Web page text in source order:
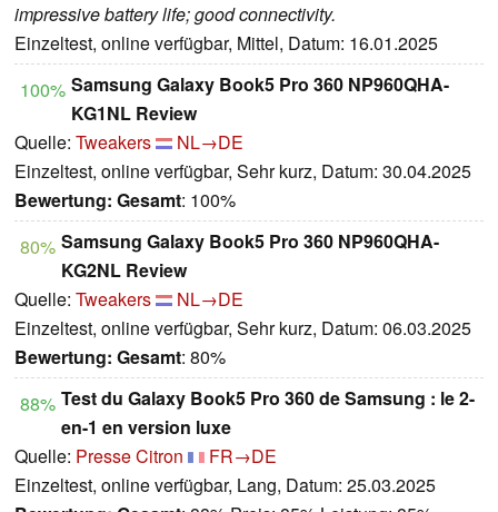
impressive battery life; good connectivity.
Einzeltest, online verfügbar, Mittel, Datum: 16.01.2025
100% Samsung Galaxy Book5 Pro 360 NP960QHA-
KG1NL Review
Quelle: Tweakers
NL→DE
Einzeltest, online verfügbar, Sehr kurz, Datum: 30.04.2025
Bewertung: Gesamt: 100%
80% Samsung Galaxy Book5 Pro 360 NP960QHA-
KG2NL Review
Quelle: Tweakers
NL→DE
Einzeltest, online verfügbar, Sehr kurz, Datum: 06.03.2025
Bewertung: Gesamt: 80%
88% Test du Galaxy Book5 Pro 360 de Samsung : le 2-
en-1 en version luxe
Quelle: Presse Citron
FR→DE
Einzeltest, online verfügbar, Lang, Datum: 25.03.2025